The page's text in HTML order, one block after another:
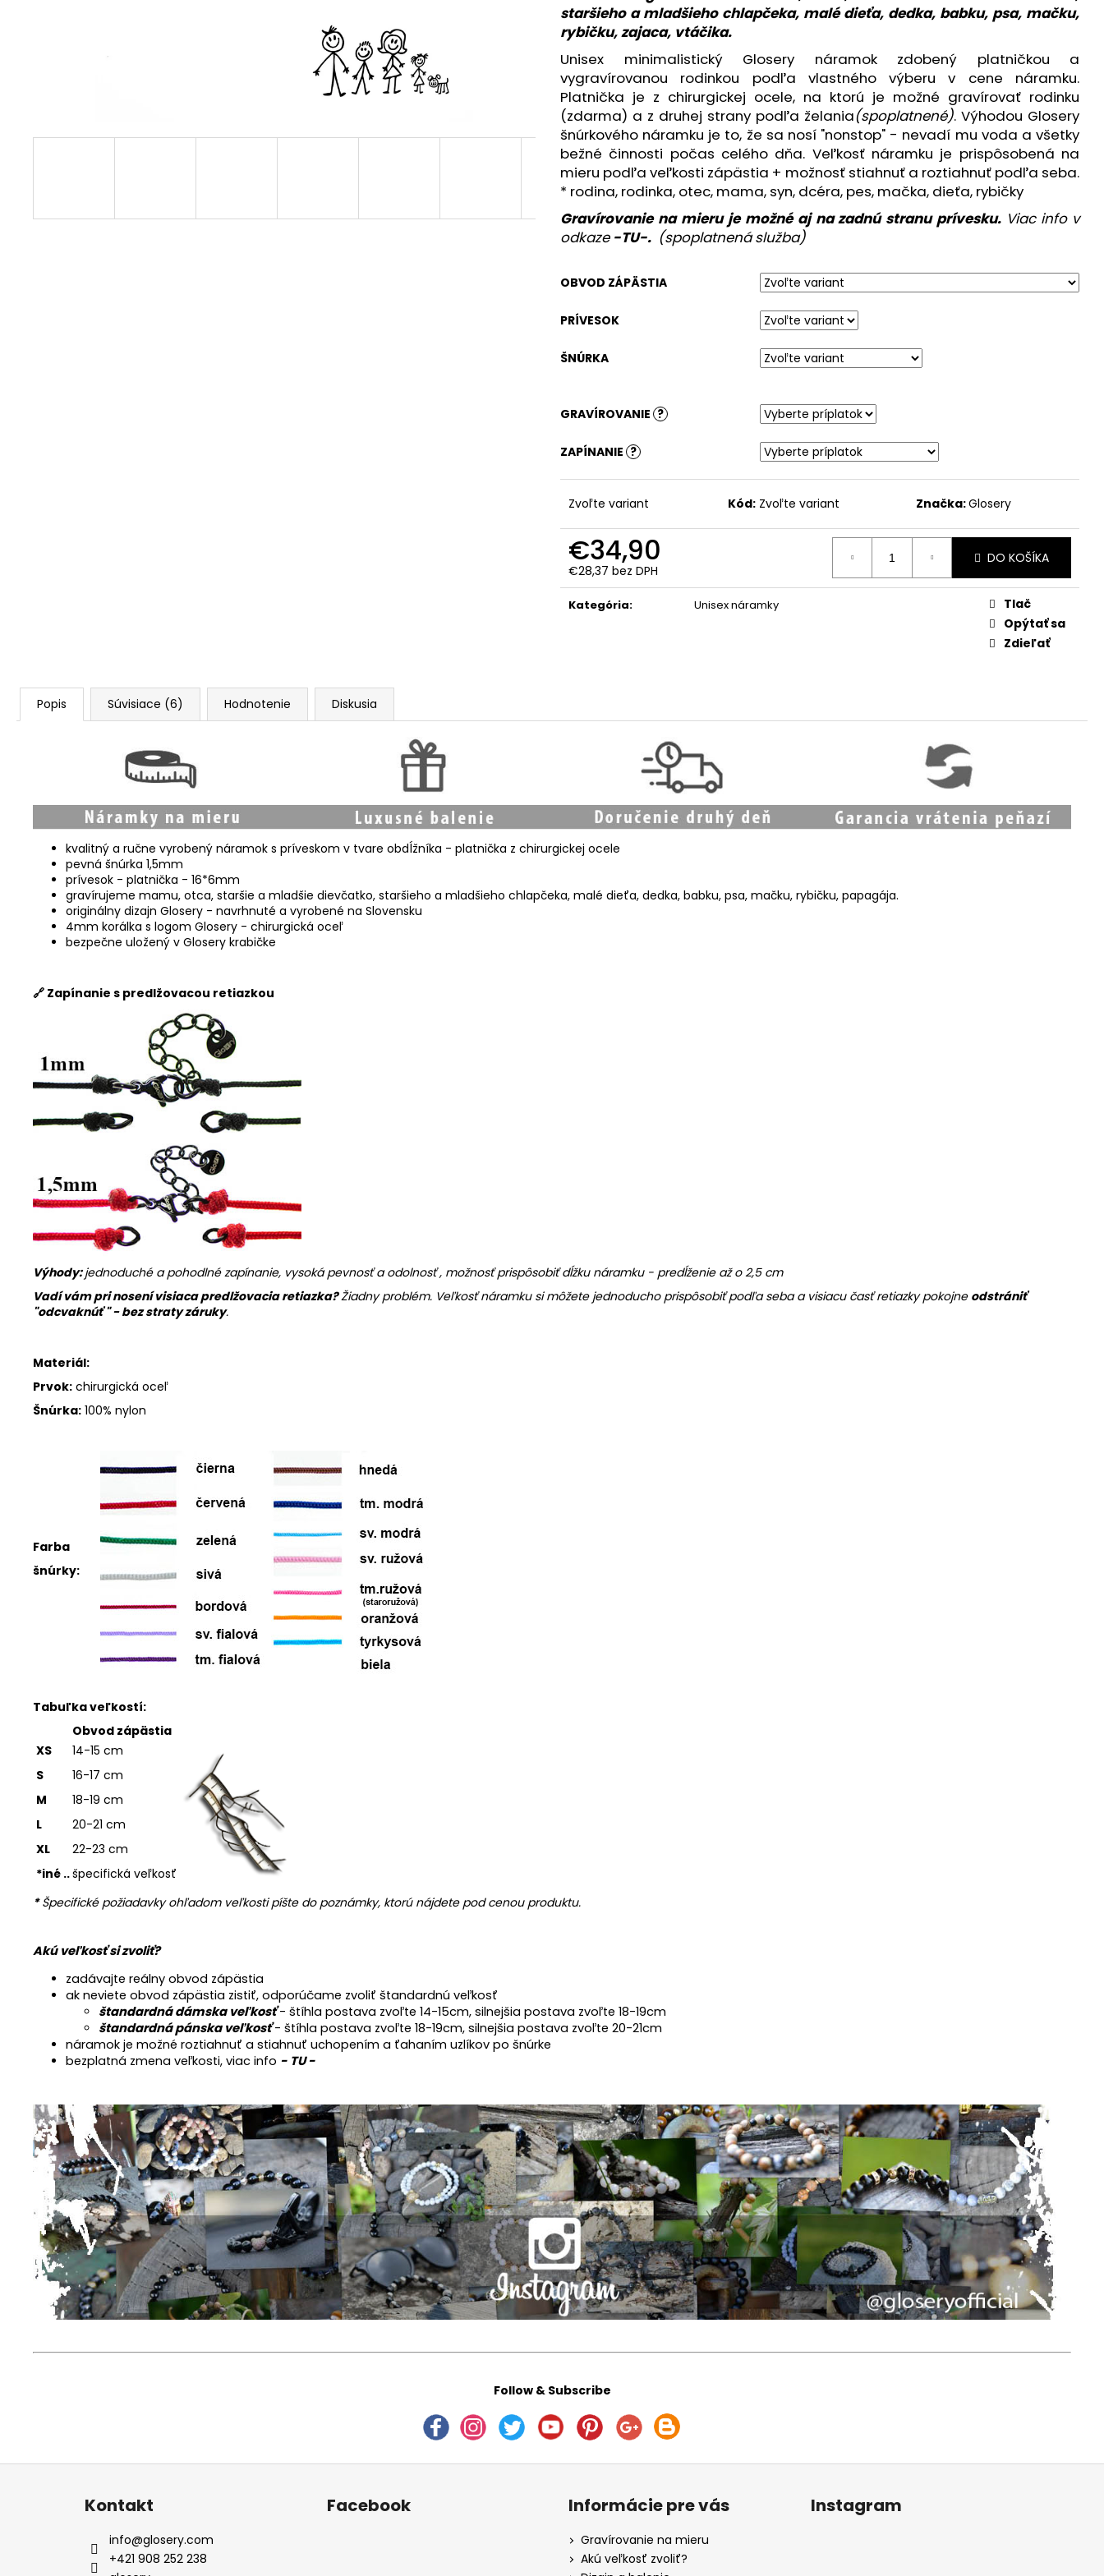
staršieho a mladšieho chlapčeka, malé dieťa, dedka, babku, psa, mačku,
rybičku, zajaca, vtáčika.
Unisex minimalistický Glosery náramok zdobený platničkou a
vygravírovanou rodinkou podľa vlastného výberu v cene náramku.
Platnička je z chirurgickej ocele, na ktorú je možné gravírovať rodinku
(zdarma) a z druhej strany podľa želania(spoplatnené). Výhodou Glosery
šnúrkového náramku je to, že sa nosí "nonstop" - nevadí mu voda a všetky
bežné činnosti počas celého dňa. Veľkosť náramku je prispôsobená na
mieru podľa veľkosti zápästia + možnosť stiahnuť a roztiahnuť podľa seba.
* rodina, rodinka, otec, mama, syn, dcéra, pes, mačka, dieťa, rybičky
Gravírovanie na mieru je možné aj na zadnú stranu prívesku. Viac info v
odkaze -TU-. (spoplatnená služba)
OBVOD ZÁPÄSTIA
PRÍVESOK
ŠNÚRKA
GRAVÍROVANIE ?
ZAPÍNANIE ?
Zvoľte variant Kód: Zvoľte variant Značka:Glosery
€34,90
€28,37 bez DPH
Jednotková
cena:
DO KOŠÍKA
Kategória: Unisex náramky
Tlač
Opýtať sa
Zdieľať
Popis Súvisiace (6) Hodnotenie Diskusia
kvalitný a ručne vyrobený náramok s príveskom v tvare obdĺžníka - platnička z chirurgickej ocele
pevná šnúrka 1,5mm
prívesok - platnička - 16*6mm
gravírujeme mamu, otca, staršie a mladšie dievčatko, staršieho a mladšieho chlapčeka, malé dieťa, dedka, babku, psa, mačku, rybičku, papagája.
originálny dizajn Glosery - navrhnuté a vyrobené na Slovensku
4mm korálka s logom Glosery - chirurgická oceľ
bezpečne uložený v Glosery krabičke
🔗 Zapínanie s predlžovacou retiazkou
Výhody:jednoduché a pohodlné zapínanie, vysoká pevnosť a odolnosť , možnosť prispôsobiť dĺžku náramku - predĺženie až o 2,5 cm
Vadí vám pri nosení visiaca predlžovacia retiazka?Žiadny problém. Veľkosť náramku si môžete jednoducho prispôsobiť podľa seba a visiacu časť retiazky pokojne odstrániť
"odcvaknúť " - bez straty záruky.
Materiál:
Prvok: chirurgická oceľ
Šnúrka: 100% nylon
Farba
šnúrky:
Tabuľka veľkostí:
Obvod zápästia
XS
14-15 cm
S
16-17 cm
M
18-19 cm
L
20-21 cm
XL
22-23 cm
*iné ..špecifická veľkosť
*Špecifické požiadavky ohľadom veľkosti píšte do poznámky, ktorú nájdete pod cenou produktu.
Akú veľkosť si zvoliť?
zadávajte reálny obvod zápästia
ak neviete obvod zápästia zistiť, odporúčame zvoliť štandardnú veľkosť
štandardná dámska veľkosť- štíhla postava zvoľte 14-15cm, silnejšia postava zvoľte 18-19cm
štandardná pánska veľkosť - štíhla postava zvoľte 18-19cm, silnejšia postava zvoľte 20-21cm
náramok je možné roztiahnuť a stiahnuť uchopením a ťahaním uzlíkov po šnúrke
bezplatná zmena veľkosti, viac info - TU -
Follow & Subscribe
Kontakt
info@glosery.com
+421 908 252 238
Facebook Informácie pre vás
Gravírovanie na mieru
Akú veľkosť zvoliť?
Instagram